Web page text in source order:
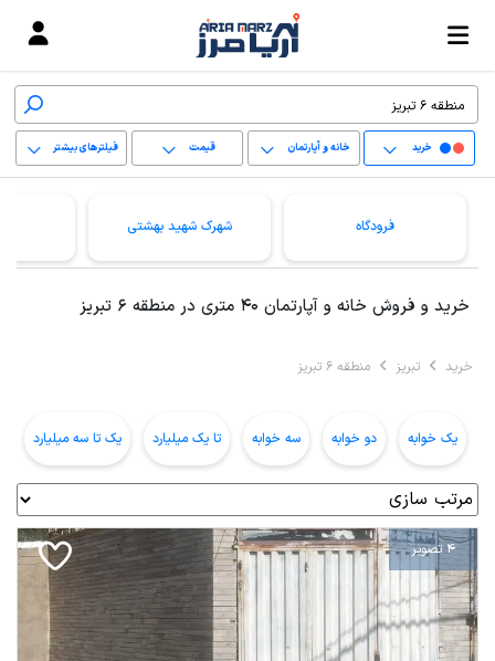
خرید خانه و آپارتمان قیمت فیلترهای بیشتر
پاک کردن محدوده
فرودگاه شهرک شهید بهشتی
خرید و فروش خانه و آپارتمان 40 متری در منطقه 6 تبریز
خرید تبریز منطقه 6 تبریز
یک خوابه دو خوابه سه خوابه تا یک میلیارد یک تا سه میلیارد
4 تصویر